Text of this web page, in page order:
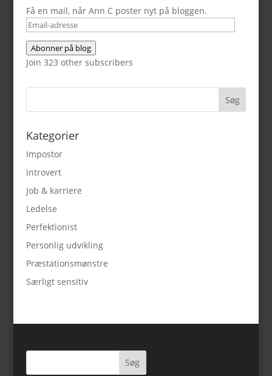
Få en mail, når Ann C poster nyt på bloggen.
Email-
adresse
Abonner på blog
Join 323 other subscribers
Kategorier
Impostor
introvert
Job & karriere
Ledelse
Perfektionist
Personlig udvikling
Præstationsmønstre
Særligt sensitiv